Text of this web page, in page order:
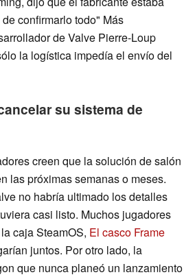
confirmarlo todo" Más
de Valve Pierre-Loup
la logística impedía el envío del
su sistema de
creen que la solución de salón
las próximas semanas o meses.
no habría ultimado los detalles
casi listo. Muchos jugadores
caja SteamOS, El casco Frame
juntos. Por otro lado, la
que nunca planeó un lanzamiento